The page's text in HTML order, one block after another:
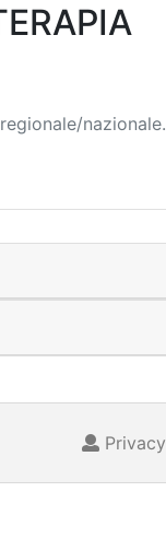
nazionale.
Privacy